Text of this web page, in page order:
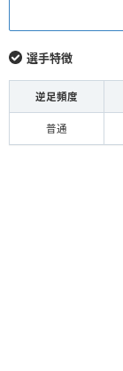
選手特徴
逆足頻度
普通